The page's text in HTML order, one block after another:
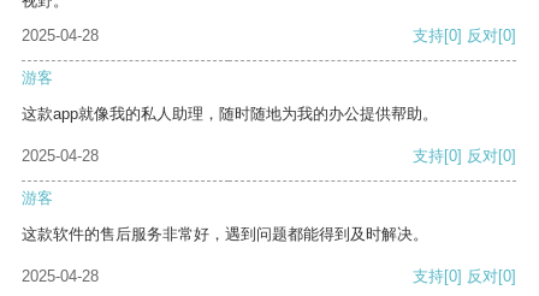
2025-04-28
支持[0] 反对[0]
游客
这款app就像我的私人助理，随时随地为我的办公提供帮助。
2025-04-28 支持[0] 反对[0]
游客
这款软件的售后服务非常好，遇到问题都能得到及时解决。
2025-04-28 支持[0] 反对[0]